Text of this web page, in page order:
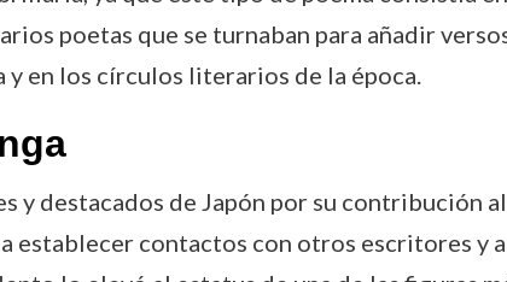
poetas que se turnaban para añadir
en los círculos literarios de la época.
y destacados de Japón por su contribución
establecer contactos con otros escritores y